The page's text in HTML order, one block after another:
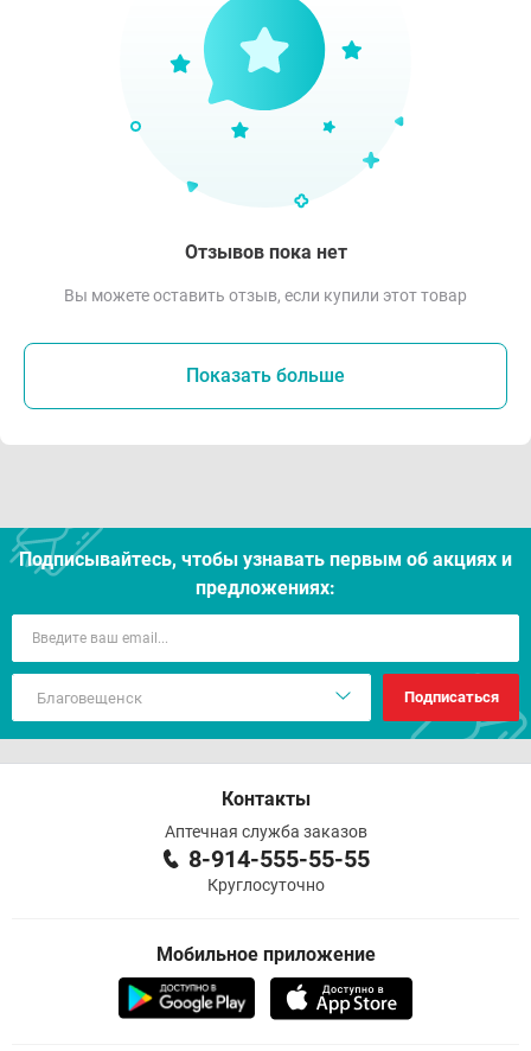
Отзывов пока нет
Вы можете оставить отзыв, если купили этот товар
Показать больше
Подписывайтесь, чтобы узнавать первым об акцияx и
предложениях:
Подписаться
Контакты
Аптечная служба заказов
8-914-555-55-55
Круглосуточно
Мобильное приложение